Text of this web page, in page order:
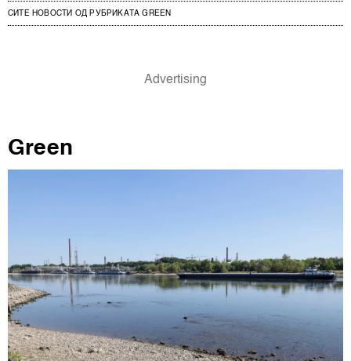
СИТЕ НОВОСТИ ОД РУБРИКАТА GREEN
Green